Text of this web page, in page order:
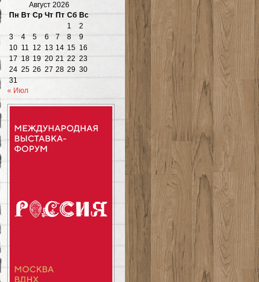
Август 2026
Пн Вт Ср Чт Пт Сб Вс
1
2
3
4 5 6 7 8
9
10 11 12 13 14 15 16
17 18 19 20 21 22 23
24 25 26 27 28 29 30
31
« Июл